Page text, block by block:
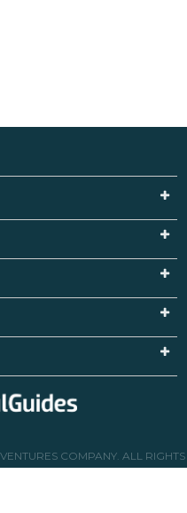
COMPANY. ALL RIGHTS